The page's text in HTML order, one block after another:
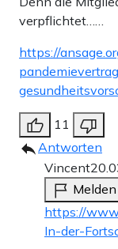
verpflichtet……
https://
11
Antworten
Vincent
Melden
https://
In-der-